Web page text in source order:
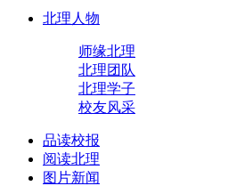
北理人物
师缘北理
北理团队
北理学子
校友风采
品读校报
阅读北理
图片新闻